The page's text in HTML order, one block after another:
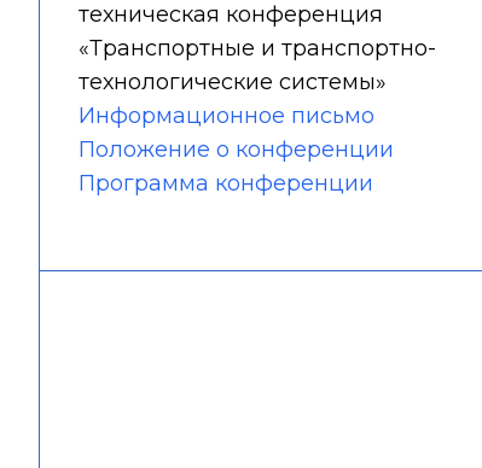
техническая конференция
«Транспортные и транспортно-
технологические системы»
Информационное письмо
Положение о конференции
Программа конференции